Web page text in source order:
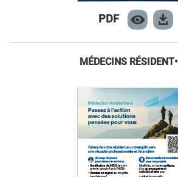
PDF
MÉDECINS